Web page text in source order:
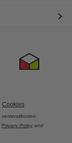
Cookies
Privacy Policy and